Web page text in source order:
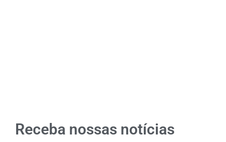
Receba nossas notícias